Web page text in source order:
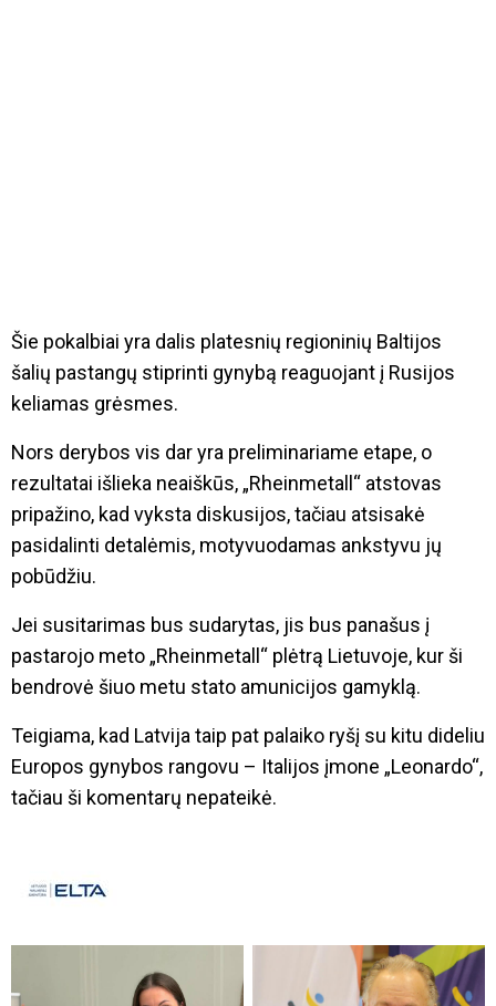
Šie pokalbiai yra dalis platesnių regioninių Baltijos
šalių pastangų stiprinti gynybą reaguojant į Rusijos
keliamas grėsmes.
Nors derybos vis dar yra preliminariame etape, o
rezultatai išlieka neaiškūs, „Rheinmetall“ atstovas
pripažino, kad vyksta diskusijos, tačiau atsisakė
pasidalinti detalėmis, motyvuodamas ankstyvu jų
pobūdžiu.
Jei susitarimas bus sudarytas, jis bus panašus į
pastarojo meto „Rheinmetall“ plėtrą Lietuvoje, kur ši
bendrovė šiuo metu stato amunicijos gamyklą.
Teigiama, kad Latvija taip pat palaiko ryšį su kitu dideliu
Europos gynybos rangovu – Italijos įmone „Leonardo“,
tačiau ši komentarų nepateikė.